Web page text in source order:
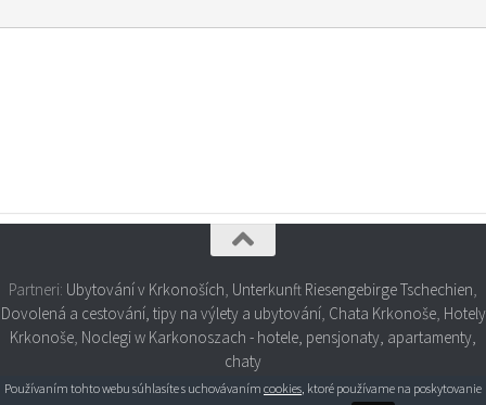
Partneri: Ubytování v Krkonoších Unterkunft Riesengebirge Tschechien
Dovolená a cestování, tipy na výlety a ubytování, Chata Krkonoše, Hotely
Krkonoše Noclegi w Karkonoszach - hotele, pensjonaty, apartamenty,
chaty
Používaním tohto webu súhlasíte s uchovávaním cookies, ktoré používame na poskytovanie